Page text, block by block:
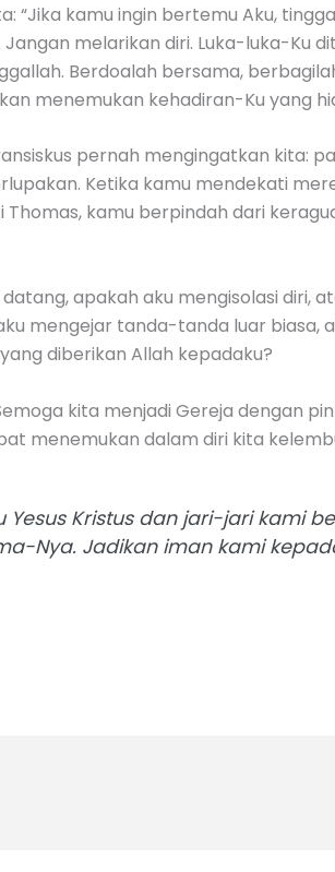
kamu ingin bertemu Aku,
melarikan diri. Luka-luka-Ku
Berdoalah bersama,
menemukan kehadiran-Ku yang
pernah mengingatkan kita:
Ketika kamu mendekati
kamu berpindah dari
apakah aku mengisolasi diri,
mengejar tanda-tanda luar biasa,
diberikan Allah kepadaku?
kita menjadi Gereja dengan
menemukan dalam diri kita
Kristus dan jari-jari kami
Nya. Jadikan iman kami